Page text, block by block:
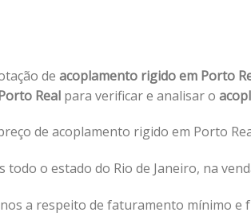
de acoplamento rigido em Porto
Real para verificar e analisar o
de acoplamento rigido em Porto
todo o estado do Rio de Janeiro, na
a respeito de faturamento mínimo e